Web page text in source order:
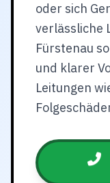
oder sich
verlässliche
Fürstenau
und klarer
Leitungen